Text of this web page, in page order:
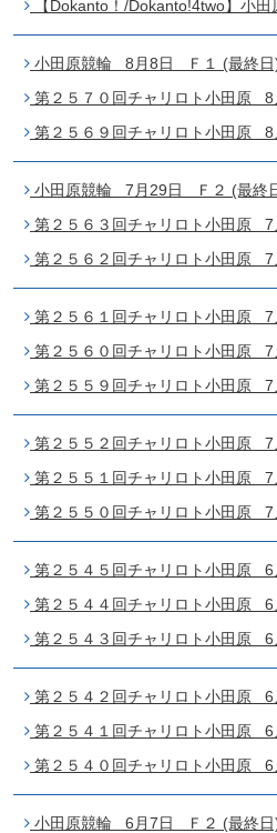
【Dokanto！/Dokanto!4two】小
小田原競輪 8月8日 Ｆ１ (最終日
第２５７０回チャリロト小田原
第２５６９回チャリロト小田原
小田原競輪 7月29日 Ｆ２ (最終
第２５６３回チャリロト小田原
第２５６２回チャリロト小田原
第２５６１回チャリロト小田原
第２５６０回チャリロト小田原
第２５５９回チャリロト小田原
第２５５２回チャリロト小田原
第２５５１回チャリロト小田原
第２５５０回チャリロト小田原
第２５４５回チャリロト小田原
第２５４４回チャリロト小田原
第２５４３回チャリロト小田原
第２５４２回チャリロト小田原
第２５４１回チャリロト小田原
第２５４０回チャリロト小田原
小田原競輪 6月7日 Ｆ２ (最終日